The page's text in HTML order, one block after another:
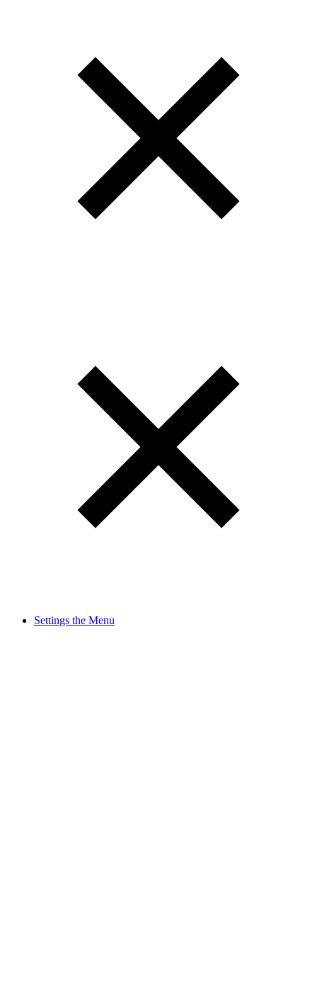
Settings the Menu